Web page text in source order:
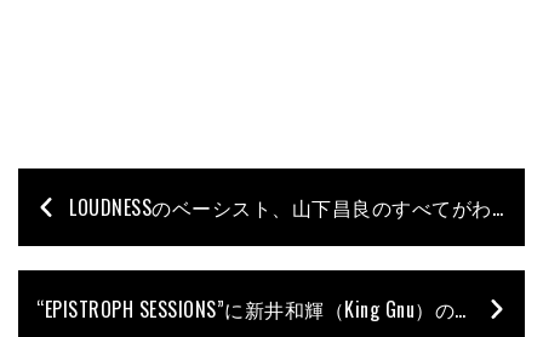
LOUDNESSのベーシスト、山下昌良のすべてがわかる！ 自伝『重音〜HEAVY GROOVE 山下昌良自伝』が11月29日に発売
“EPISTROPH SESSIONS”に新井和輝（King Gnu）のゲスト出演が決定！